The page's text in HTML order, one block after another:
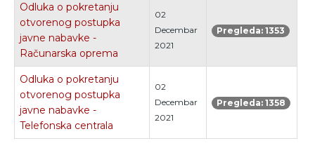
Odluka o pokretanju
otvorenog postupka
javne nabavke -
Računarska oprema
02
Decembar
2021
Pregleda: 1353
Odluka o pokretanju
otvorenog postupka
javne nabavke -
Telefonska centrala
02
Decembar
2021
Pregleda: 1358